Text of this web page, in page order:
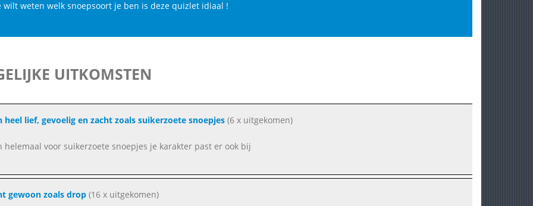
wilt weten welk snoepsoort je ben is deze quizlet idiaal !
UITKOMSTEN
heel lief, gevoelig en zacht zoals suikerzoete snoepjes(6 x uitgekomen)
helemaal voor suikerzoete snoepjes je karakter past er ook bij
gewoon zoals drop(16 x uitgekomen)